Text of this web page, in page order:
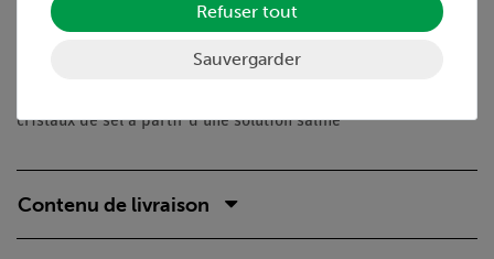
leur taille. Les cristaux se développent lorsque les particules
d'une partie du solvant ou d'une diminution de la solubilité à
cristaux de sel à partir d'une solution saline
Contenu de livraison
Refuser tout
Sauvergarder